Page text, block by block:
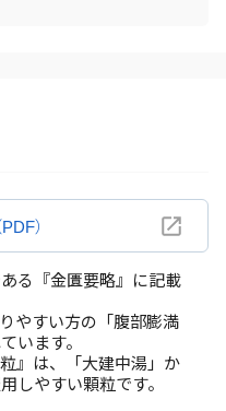
）
る『金匱要略』に記載
やすい方の「腹部膨満
います。
』は、「大建中湯」か
しやすい顆粒です。